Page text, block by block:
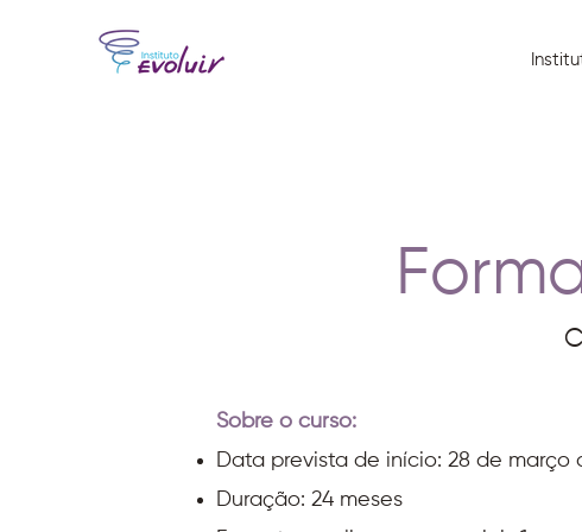
Sobre o curso:
Data prevista de início: 28 de março
Duração: 24 meses